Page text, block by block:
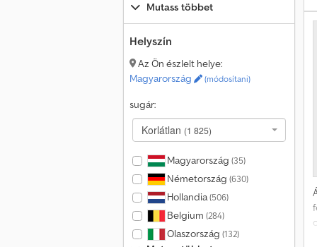
Mutass többet
Helyszín
Az Ön észlelt helye:
Magyarország
(módosítani)
sugár:
Korlátlan (1 825)
Magyarország (35)
Németország (630)
Hollandia(506)
Belgium (284)
Olaszország (132)